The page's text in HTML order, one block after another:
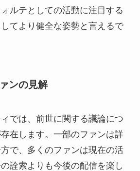
ルテとしての活動に注目する
てより健全な姿勢と言えるで
ンの見解
では、前世に関する議論につ
在します。一部のファンは詳
で、多くのファンは現在の活
詮索よりも今後の配信を楽し